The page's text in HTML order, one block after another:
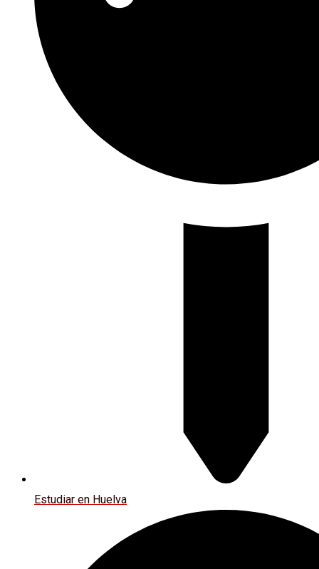
Estudiar en Huelva